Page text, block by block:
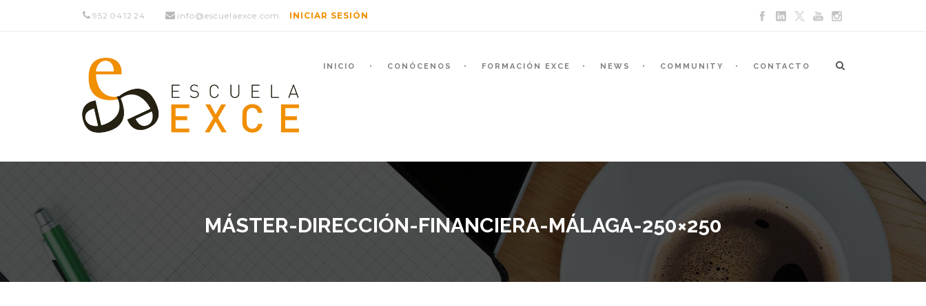
952 04 12 24 info@escuelaexce.com INICIAR SESIÓN
INICIO CONÓCENOS FORMACIÓN EXCE NEWS COMMUNITY CONTACTO
MÁSTER-DIRECCIÓN-FINANCIERA-MÁLAGA-250×250